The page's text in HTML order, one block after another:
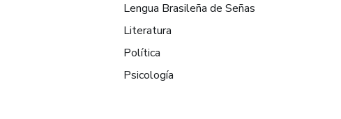
Lengua Brasileña de Señas
Literatura
Política
Psicología